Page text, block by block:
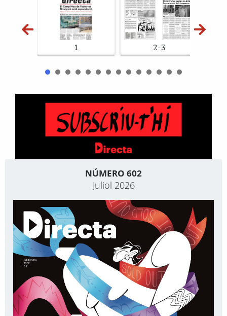
1 2-3
NÚMERO 602
Juliol 2026